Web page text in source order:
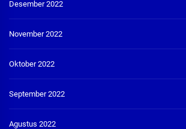
Desember 2022
November 2022
Oktober 2022
September 2022
Agustus 2022